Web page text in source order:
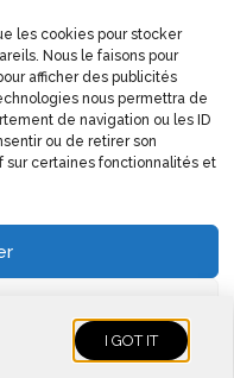
les cookies pour stocker
Nous le faisons pour
afficher des publicités
nous permettra de
de navigation ou les ID
ou de retirer son
certaines fonctionnalités et
I GOT IT